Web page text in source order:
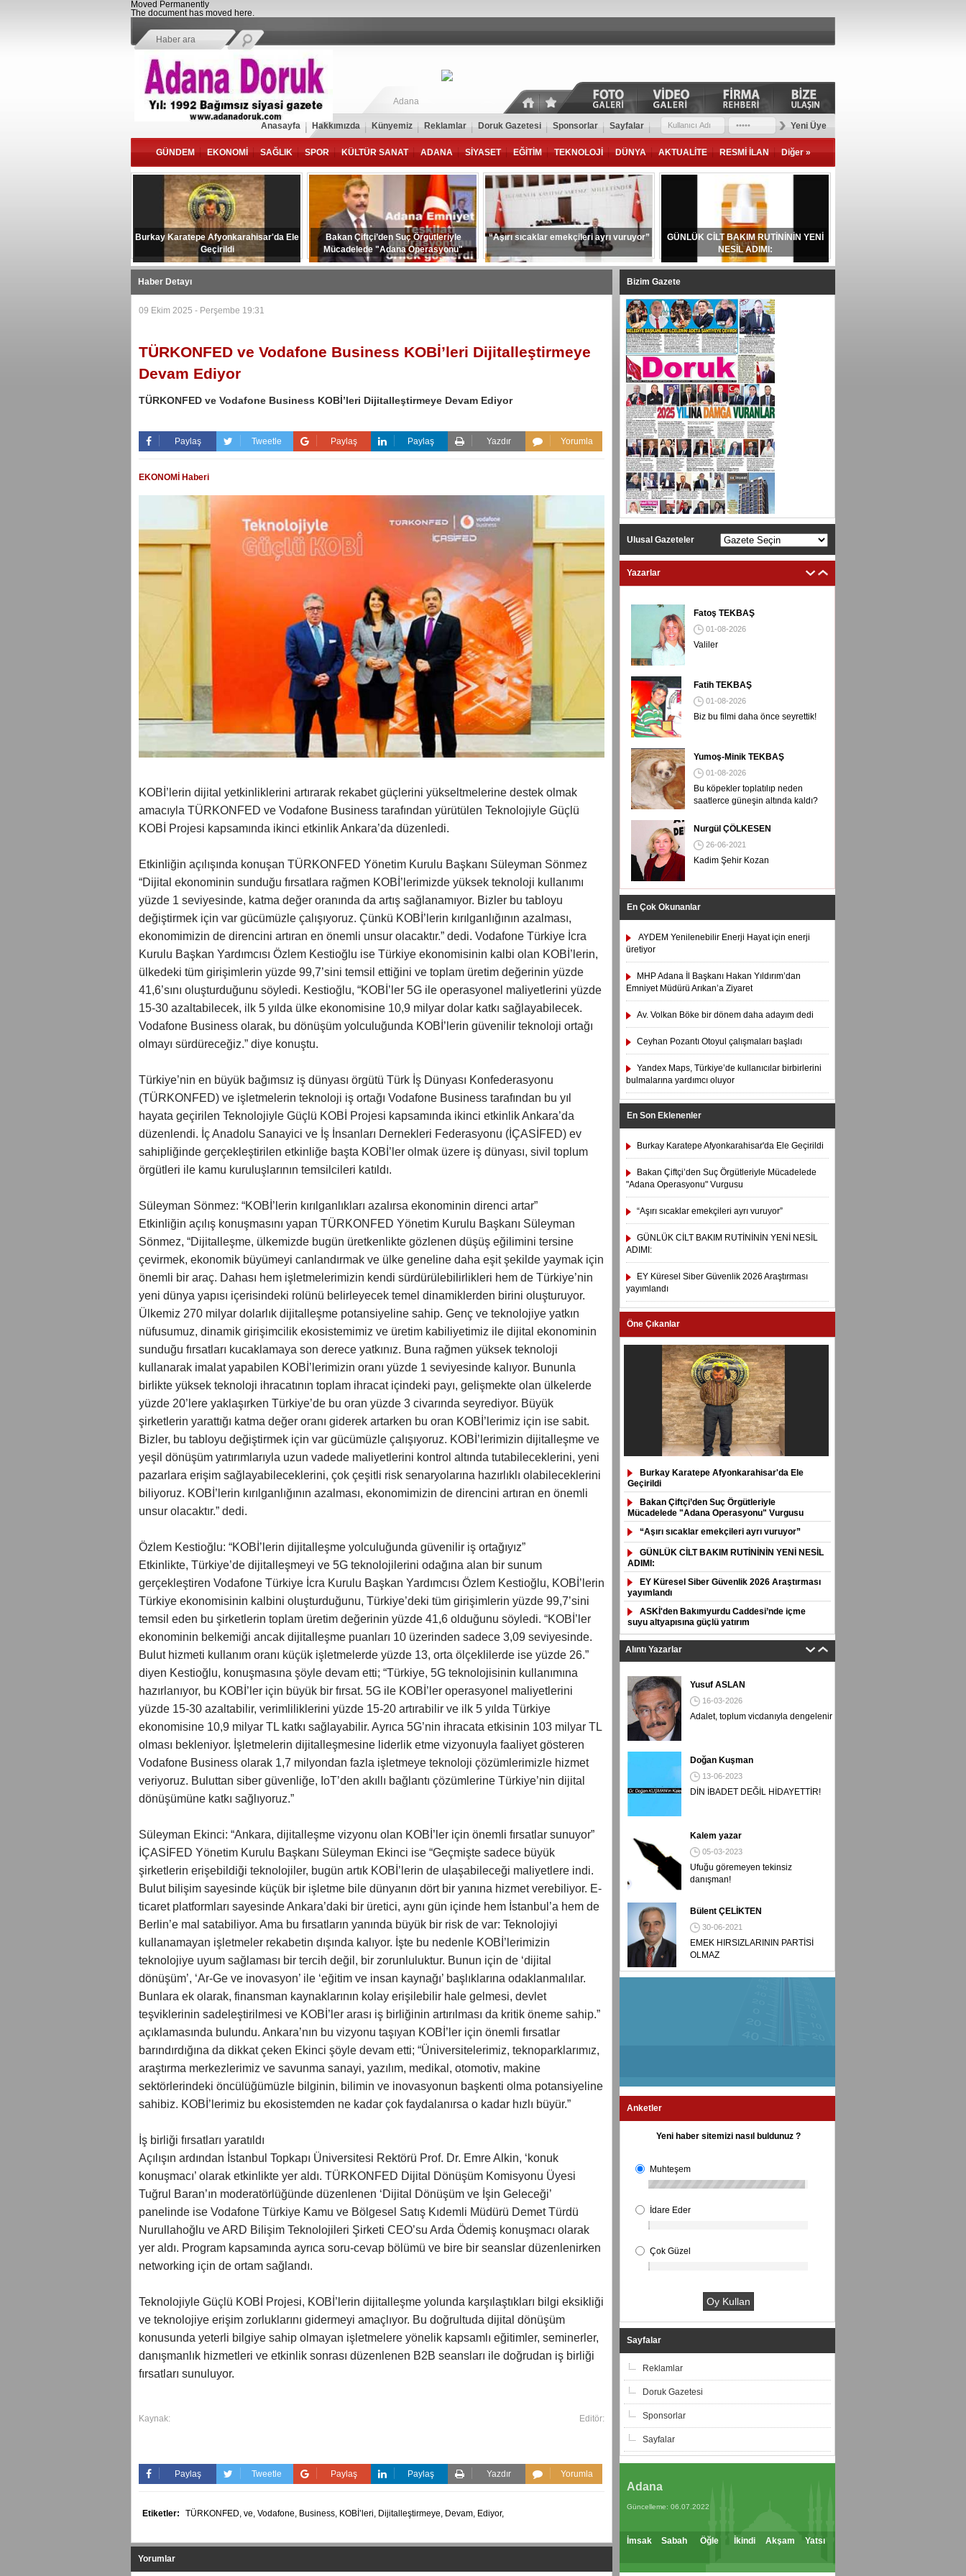
Moved Permanently
The document has moved here.
Adana
Anasayfa Hakkımızda Künyemiz Reklamlar Doruk Gazetesi Sponsorlar Sayfalar Yeni Üye
GÜNDEM EKONOMİ SAĞLIK SPOR KÜLTÜR SANAT ADANA SİYASET EĞİTİM TEKNOLOJİ DÜNYA AKTUALİTE RESMİ İLAN Diğer »
Burkay Karatepe Afyonkarahisar'da Ele
Geçirildi
Bakan Çiftçi’den Suç Örgütleriyle
Mücadelede "Adana Operasyonu"
Vurgusu
“Aşırı sıcaklar emekçileri ayrı vuruyor”
GÜNLÜK CİLT BAKIM RUTİNİNİN YENİ
NESİL ADIMI:
Haber Detayı
09 Ekim 2025 - Perşembe 19:31
TÜRKONFED ve Vodafone Business KOBİ’leri Dijitalleştirmeye
Devam Ediyor
TÜRKONFED ve Vodafone Business KOBİ’leri Dijitalleştirmeye Devam Ediyor
Paylaş Tweetle Paylaş Paylaş Yazdır Yorumla
EKONOMİ Haberi
KOBİ’lerin dijital yetkinliklerini artırarak rekabet güçlerini yükseltmelerine destek olmak
amacıyla TÜRKONFED ve Vodafone Business tarafından yürütülen Teknolojiyle Güçlü
KOBİ Projesi kapsamında ikinci etkinlik Ankara’da düzenledi.
Etkinliğin açılışında konuşan TÜRKONFED Yönetim Kurulu Başkanı Süleyman Sönmez
“Dijital ekonominin sunduğu fırsatlara rağmen KOBİ’lerimizde yüksek teknoloji kullanımı
yüzde 1 seviyesinde, katma değer oranında da artış sağlanamıyor. Bizler bu tabloyu
değiştirmek için var gücümüzle çalışıyoruz. Çünkü KOBİ’lerin kırılganlığının azalması,
ekonomimizin de direncini artıran en önemli unsur olacaktır.” dedi. Vodafone Türkiye İcra
Kurulu Başkan Yardımcısı Özlem Kestioğlu ise Türkiye ekonomisinin kalbi olan KOBİ’lerin,
ülkedeki tüm girişimlerin yüzde 99,7’sini temsil ettiğini ve toplam üretim değerinin yüzde
41,6’sını oluşturduğunu söyledi. Kestioğlu, “KOBİ’ler 5G ile operasyonel maliyetlerini yüzde
15-30 azaltabilecek, ilk 5 yılda ülke ekonomisine 10,9 milyar dolar katkı sağlayabilecek.
Vodafone Business olarak, bu dönüşüm yolculuğunda KOBİ’lerin güvenilir teknoloji ortağı
olmayı sürdüreceğiz.” diye konuştu.
Türkiye’nin en büyük bağımsız iş dünyası örgütü Türk İş Dünyası Konfederasyonu
(TÜRKONFED) ve işletmelerin teknoloji iş ortağı Vodafone Business tarafından bu yıl
hayata geçirilen Teknolojiyle Güçlü KOBİ Projesi kapsamında ikinci etkinlik Ankara’da
düzenlendi. İç Anadolu Sanayici ve İş İnsanları Dernekleri Federasyonu (İÇASİFED) ev
sahipliğinde gerçekleştirilen etkinliğe başta KOBİ’ler olmak üzere iş dünyası, sivil toplum
örgütleri ile kamu kuruluşlarının temsilcileri katıldı.
Süleyman Sönmez: “KOBİ’lerin kırılganlıkları azalırsa ekonominin direnci artar”
Etkinliğin açılış konuşmasını yapan TÜRKONFED Yönetim Kurulu Başkanı Süleyman
Sönmez, “Dijitalleşme, ülkemizde bugün üretkenlikte gözlenen düşüş eğilimini tersine
çevirmek, ekonomik büyümeyi canlandırmak ve ülke geneline daha eşit şekilde yaymak için
önemli bir araç. Dahası hem işletmelerimizin kendi sürdürülebilirlikleri hem de Türkiye’nin
yeni dünya yapısı içerisindeki rolünü belirleyecek temel dinamiklerden birini oluşturuyor.
Ülkemiz 270 milyar dolarlık dijitalleşme potansiyeline sahip. Genç ve teknolojiye yatkın
nüfusumuz, dinamik girişimcilik ekosistemimiz ve üretim kabiliyetimiz ile dijital ekonominin
sunduğu fırsatları kucaklamaya son derece yatkınız. Buna rağmen yüksek teknoloji
kullanarak imalat yapabilen KOBİ’lerimizin oranı yüzde 1 seviyesinde kalıyor. Bununla
birlikte yüksek teknoloji ihracatının toplam ihracat içindeki payı, gelişmekte olan ülkelerde
yüzde 20’lere yaklaşırken Türkiye’de bu oran yüzde 3 civarında seyrediyor. Büyük
şirketlerin yarattığı katma değer oranı giderek artarken bu oran KOBİ’lerimiz için ise sabit.
Bizler, bu tabloyu değiştirmek için var gücümüzle çalışıyoruz. KOBİ’lerimizin dijitalleşme ve
yeşil dönüşüm yatırımlarıyla uzun vadede maliyetlerini kontrol altında tutabileceklerini, yeni
pazarlara erişim sağlayabileceklerini, çok çeşitli risk senaryolarına hazırlıklı olabileceklerini
biliyoruz. KOBİ’lerin kırılganlığının azalması, ekonomimizin de direncini artıran en önemli
unsur olacaktır.” dedi.
Özlem Kestioğlu: “KOBİ’lerin dijitalleşme yolculuğunda güvenilir iş ortağıyız”
Etkinlikte, Türkiye’de dijitalleşmeyi ve 5G teknolojilerini odağına alan bir sunum
gerçekleştiren Vodafone Türkiye İcra Kurulu Başkan Yardımcısı Özlem Kestioğlu, KOBİ’lerin
Türkiye ekonomisinin kalbini oluşturduğunu, Türkiye’deki tüm girişimlerin yüzde 99,7’sini
temsil eden bu şirketlerin toplam üretim değerinin yüzde 41,6 olduğunu söyledi. “KOBİ’ler
ekonominin belkemiği ancak dijitalleşme puanları 10 üzerinden sadece 3,09 seviyesinde.
Bulut hizmeti kullanım oranı küçük işletmelerde yüzde 13, orta ölçeklilerde ise yüzde 26.”
diyen Kestioğlu, konuşmasına şöyle devam etti; “Türkiye, 5G teknolojisinin kullanımına
hazırlanıyor, bu KOBİ’ler için büyük bir fırsat. 5G ile KOBİ’ler operasyonel maliyetlerini
yüzde 15-30 azaltabilir, verimliliklerini yüzde 15-20 artırabilir ve ilk 5 yılda Türkiye
ekonomisine 10,9 milyar TL katkı sağlayabilir. Ayrıca 5G’nin ihracata etkisinin 103 milyar TL
olması bekleniyor. İşletmelerin dijitalleşmesine liderlik etme vizyonuyla faaliyet gösteren
Vodafone Business olarak 1,7 milyondan fazla işletmeye teknoloji çözümlerimizle hizmet
veriyoruz. Buluttan siber güvenliğe, IoT’den akıllı bağlantı çözümlerine Türkiye’nin dijital
dönüşümüne katkı sağlıyoruz.”
Süleyman Ekinci: “Ankara, dijitalleşme vizyonu olan KOBİ’ler için önemli fırsatlar sunuyor”
İÇASİFED Yönetim Kurulu Başkanı Süleyman Ekinci ise “Geçmişte sadece büyük
şirketlerin erişebildiği teknolojiler, bugün artık KOBİ’lerin de ulaşabileceği maliyetlere indi.
Bulut bilişim sayesinde küçük bir işletme bile dünyanın dört bir yanına hizmet verebiliyor. E-
ticaret platformları sayesinde Ankara’daki bir üretici, aynı gün içinde hem İstanbul’a hem de
Berlin’e mal satabiliyor. Ama bu fırsatların yanında büyük bir risk de var: Teknolojiyi
kullanamayan işletmeler rekabetin dışında kalıyor. İşte bu nedenle KOBİ’lerimizin
teknolojiye uyum sağlaması bir tercih değil, bir zorunluluktur. Bunun için de ‘dijital
dönüşüm’, ‘Ar-Ge ve inovasyon’ ile ‘eğitim ve insan kaynağı’ başlıklarına odaklanmalılar.
Bunlara ek olarak, finansman kaynaklarının kolay erişilebilir hale gelmesi, devlet
teşviklerinin sadeleştirilmesi ve KOBİ’ler arası iş birliğinin artırılması da kritik öneme sahip.”
açıklamasında bulundu. Ankara’nın bu vizyonu taşıyan KOBİ’ler için önemli fırsatlar
barındırdığına da dikkat çeken Ekinci şöyle devam etti; “Üniversitelerimiz, teknoparklarımız,
araştırma merkezlerimiz ve savunma sanayi, yazılım, medikal, otomotiv, makine
sektörlerindeki öncülüğümüzle bilginin, bilimin ve inovasyonun başkenti olma potansiyeline
sahibiz. KOBİ’lerimiz bu ekosistemden ne kadar çok faydalanırsa o kadar hızlı büyür.”
İş birliği fırsatları yaratıldı
Açılışın ardından İstanbul Topkapı Üniversitesi Rektörü Prof. Dr. Emre Alkin, ‘konuk
konuşmacı’ olarak etkinlikte yer aldı. TÜRKONFED Dijital Dönüşüm Komisyonu Üyesi
Tuğrul Baran’ın moderatörlüğünde düzenlenen ‘Dijital Dönüşüm ve İşin Geleceği’
panelinde ise Vodafone Türkiye Kamu ve Bölgesel Satış Kıdemli Müdürü Demet Türdü
Nurullahoğlu ve ARD Bilişim Teknolojileri Şirketi CEO’su Arda Ödemiş konuşmacı olarak
yer aldı. Program kapsamında ayrıca soru-cevap bölümü ve bire bir seanslar düzenlenirken
networking için de ortam sağlandı.
Teknolojiyle Güçlü KOBİ Projesi, KOBİ’lerin dijitalleşme yolunda karşılaştıkları bilgi eksikliği
ve teknolojiye erişim zorluklarını gidermeyi amaçlıyor. Bu doğrultuda dijital dönüşüm
konusunda yeterli bilgiye sahip olmayan işletmelere yönelik kapsamlı eğitimler, seminerler,
danışmanlık hizmetleri ve etkinlik sonrası düzenlenen B2B seansları ile doğrudan iş birliği
fırsatları sunuluyor.
Kaynak: Editör:
Paylaş Tweetle Paylaş Paylaş Yazdır Yorumla
Etiketler: TÜRKONFED, ve, Vodafone, Business, KOBİ’leri, Dijitalleştirmeye, Devam, Ediyor,
Yorumlar
Bizim Gazete
Ulusal Gazeteler
Yazarlar
Fatoş TEKBAŞ
01-08-2026
Valiler
Fatih TEKBAŞ
01-08-2026
Biz bu filmi daha önce seyrettik!
Yumoş-Minik TEKBAŞ
01-08-2026
Bu köpekler toplatılıp neden
saatlerce güneşin altında kaldı?
Nurgül ÇÖLKESEN
26-06-2021
Kadim Şehir Kozan
En Çok Okunanlar
AYDEM Yenilenebilir Enerji Hayat için enerji
üretiyor
MHP Adana İl Başkanı Hakan Yıldırım’dan
Emniyet Müdürü Arıkan’a Ziyaret
Av. Volkan Böke bir dönem daha adayım dedi
Ceyhan Pozantı Otoyul çalışmaları başladı
Yandex Maps, Türkiye’de kullanıcılar birbirlerini
bulmalarına yardımcı oluyor
En Son Eklenenler
Burkay Karatepe Afyonkarahisar'da Ele Geçirildi
Bakan Çiftçi’den Suç Örgütleriyle Mücadelede
"Adana Operasyonu" Vurgusu
“Aşırı sıcaklar emekçileri ayrı vuruyor”
GÜNLÜK CİLT BAKIM RUTİNİNİN YENİ NESİL
ADIMI:
EY Küresel Siber Güvenlik 2026 Araştırması
yayımlandı
Öne Çıkanlar
Burkay Karatepe Afyonkarahisar'da Ele
Geçirildi
Bakan Çiftçi’den Suç Örgütleriyle
Mücadelede "Adana Operasyonu" Vurgusu
“Aşırı sıcaklar emekçileri ayrı vuruyor”
GÜNLÜK CİLT BAKIM RUTİNİNİN YENİ NESİL
ADIMI:
EY Küresel Siber Güvenlik 2026 Araştırması
yayımlandı
ASKİ'den Bakımyurdu Caddesi’nde içme
suyu altyapısına güçlü yatırım
Alıntı Yazarlar
Yusuf ASLAN
16-03-2026
Adalet, toplum vicdanıyla dengelenir
Doğan Kuşman
13-06-2023
DİN İBADET DEĞİL HİDAYETTİR!
Kalem yazar
05-03-2023
Ufuğu göremeyen tekinsiz
danışman!
Bülent ÇELİKTEN
30-06-2021
EMEK HIRSIZLARININ PARTİSİ
OLMAZ
Anketler
Yeni haber sitemizi nasıl buldunuz ?
Muhteşem
İdare Eder
Çok Güzel
Sayfalar
Reklamlar
Doruk Gazetesi
Sponsorlar
Sayfalar
Adana
Güncelleme: 06.07.2022
İmsak Sabah Öğle İkindi Akşam Yatsı